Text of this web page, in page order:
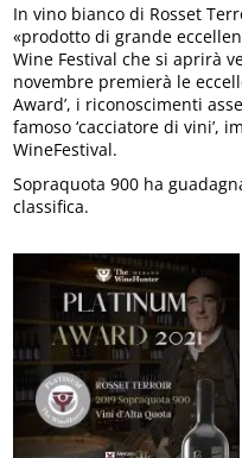
In vino bianco di Rosset
«prodotto di grande
Wine Festival che si aprirà
novembre premierà le
Award’, i riconoscimenti
famoso ‘cacciatore di vini’,
WineFestival.
Sopraquota 900 ha
classifica.